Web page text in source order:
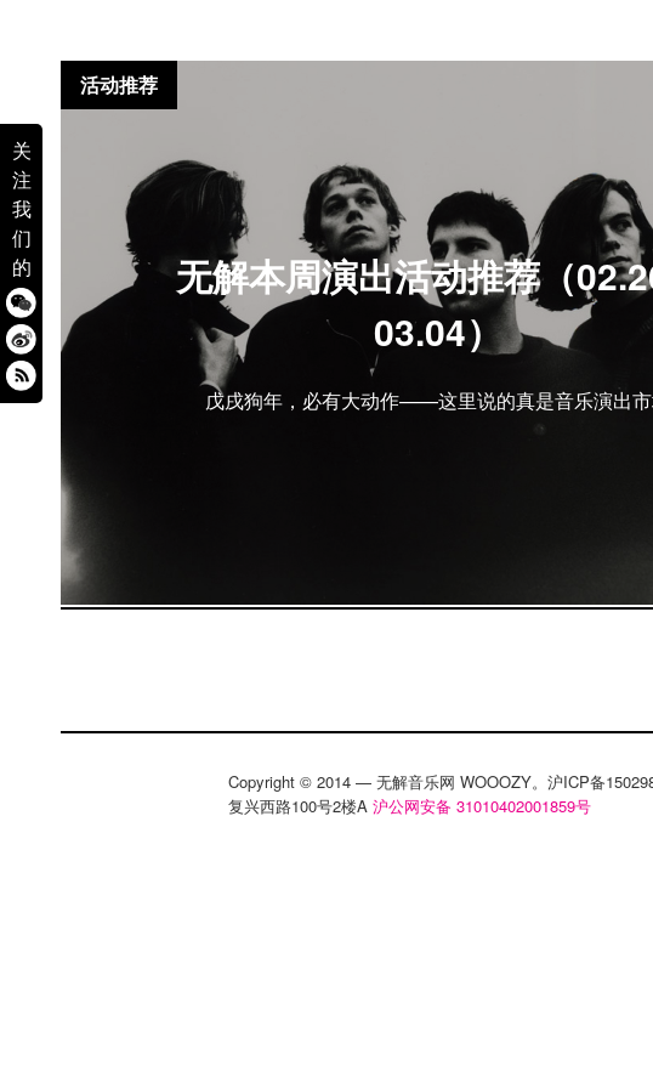
关
注
我
们
的
无解本周演出活动推荐（
03.04）
戊戌狗年，必有大动作——这里说的真是音乐演出
活动推荐
Copyright © 2014 — 无解音乐网 WOOOZY。沪ICP备
复兴西路100号2楼A 沪公网安备 31010402001859号